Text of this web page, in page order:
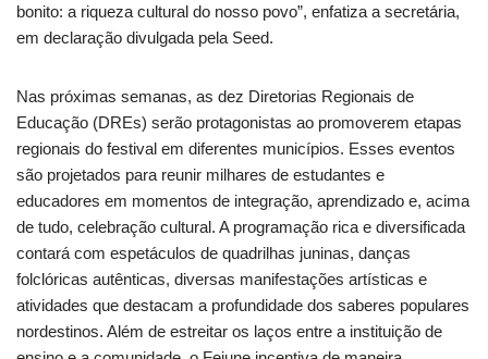
bonito: a riqueza cultural do nosso povo”, enfatiza a secretária,
em declaração divulgada pela Seed.
Nas próximas semanas, as dez Diretorias Regionais de
Educação (DREs) serão protagonistas ao promoverem etapas
regionais do festival em diferentes municípios. Esses eventos
são projetados para reunir milhares de estudantes e
educadores em momentos de integração, aprendizado e, acima
de tudo, celebração cultural. A programação rica e diversificada
contará com espetáculos de quadrilhas juninas, danças
folclóricas autênticas, diversas manifestações artísticas e
atividades que destacam a profundidade dos saberes populares
nordestinos. Além de estreitar os laços entre a instituição de